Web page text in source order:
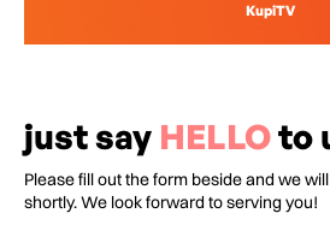
KupiTV
just say HELLOto
Please fill out the form beside and we
shortly. We look forward to serving you!